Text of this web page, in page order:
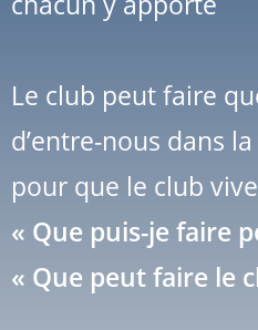
Le club peut faire
d’entre-nous dans
pour que le club
« Que puis-je faire
« Que peut faire le